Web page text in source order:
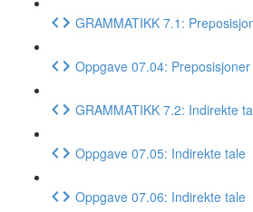
GRAMMATIKK 7.1:
Oppgave 07.04: Preposisjoner
GRAMMATIKK 7.2: Indirekte
Oppgave 07.05: Indirekte tale
Oppgave 07.06: Indirekte tale